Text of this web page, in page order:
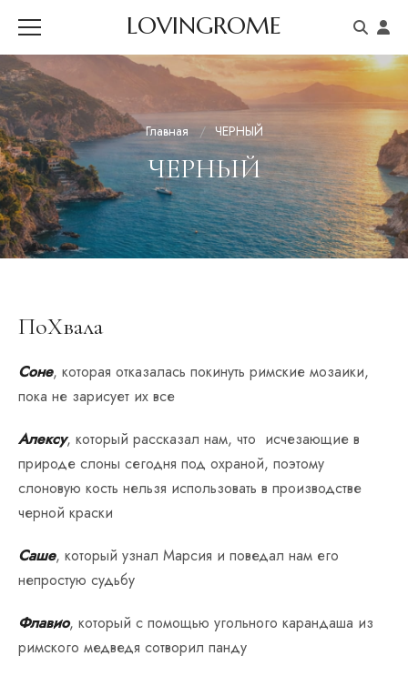
LOVINGROME
Главная ЧЕРНЫЙ
ЧЕРНЫЙ
ПоХвала
Соне, которая отказалась покинуть римские мозаики,
пока не зарисует их все
Алексу, который рассказал нам, что исчезающие в
природе слоны сегодня под охраной, поэтому
слоновую кость нельзя использовать в производстве
черной краски
Саше, который узнал Марсия и поведал нам его
непростую судьбу
Флавио, который с помощью угольного карандаша из
римского медведя сотворил панду